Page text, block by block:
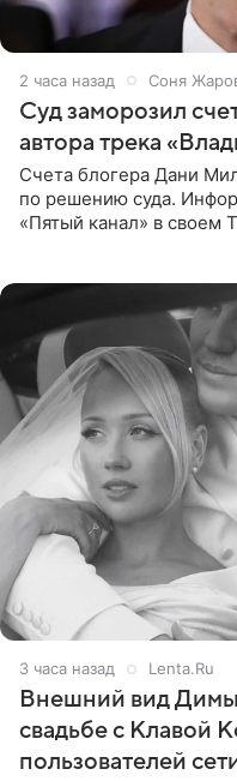
2 часа назад Соня
Суд заморозил
автора трека
Счета блогера Дани
по решению суда.
«Пятый канал» в своем
3 часа назад Lenta.Ru
Внешний вид
свадьбе с Клавой
пользователей